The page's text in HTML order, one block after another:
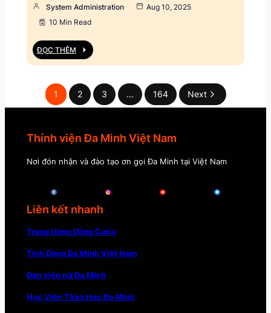
System Administration
Aug 10, 2025
10 Min Read
ĐỌC THÊM
1 2 3 … 164 Next
Thỉnh viện Đa Minh Việt Nam
Nơi đón nhận và đào tạo ơn gọi Đa Minh tại Việt Nam
Liên kết nhanh
Trung Ương Dòng Curia
Tỉnh Dòng Đa Minh Việt Nam
Đan viện nữ Đa Minh
Học Viện Thần Học Đa Minh